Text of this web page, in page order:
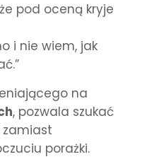
pod oceną kryje
i nie wiem, jak
na
, pozwala szukać
zamiast
porażki.